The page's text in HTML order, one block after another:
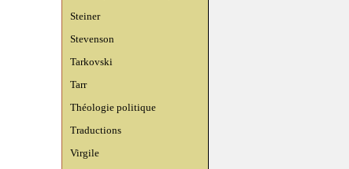
Steiner
Stevenson
Tarkovski
Tarr
Théologie politique
Traductions
Virgile